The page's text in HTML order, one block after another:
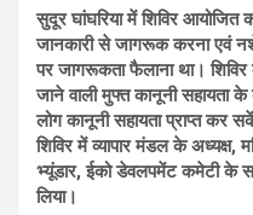
सुदूर घांघरिया में शिविर आयोजित
जानकारी से जागरूक करना एवं
पर जागरूकता फैलाना था। शिविर
जाने वाली मुफ्त कानूनी सहायता
लोग कानूनी सहायता प्राप्त कर
शिविर में व्यापार मंडल के अध्यक्ष,
भ्यूंडार, ईको डेवलपमेंट कमेटी के
लिया।